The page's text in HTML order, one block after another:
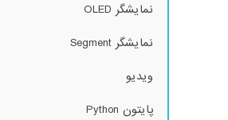
نمایشگر OLED
نمایشگر Segment
ویدیو
پایتون Python